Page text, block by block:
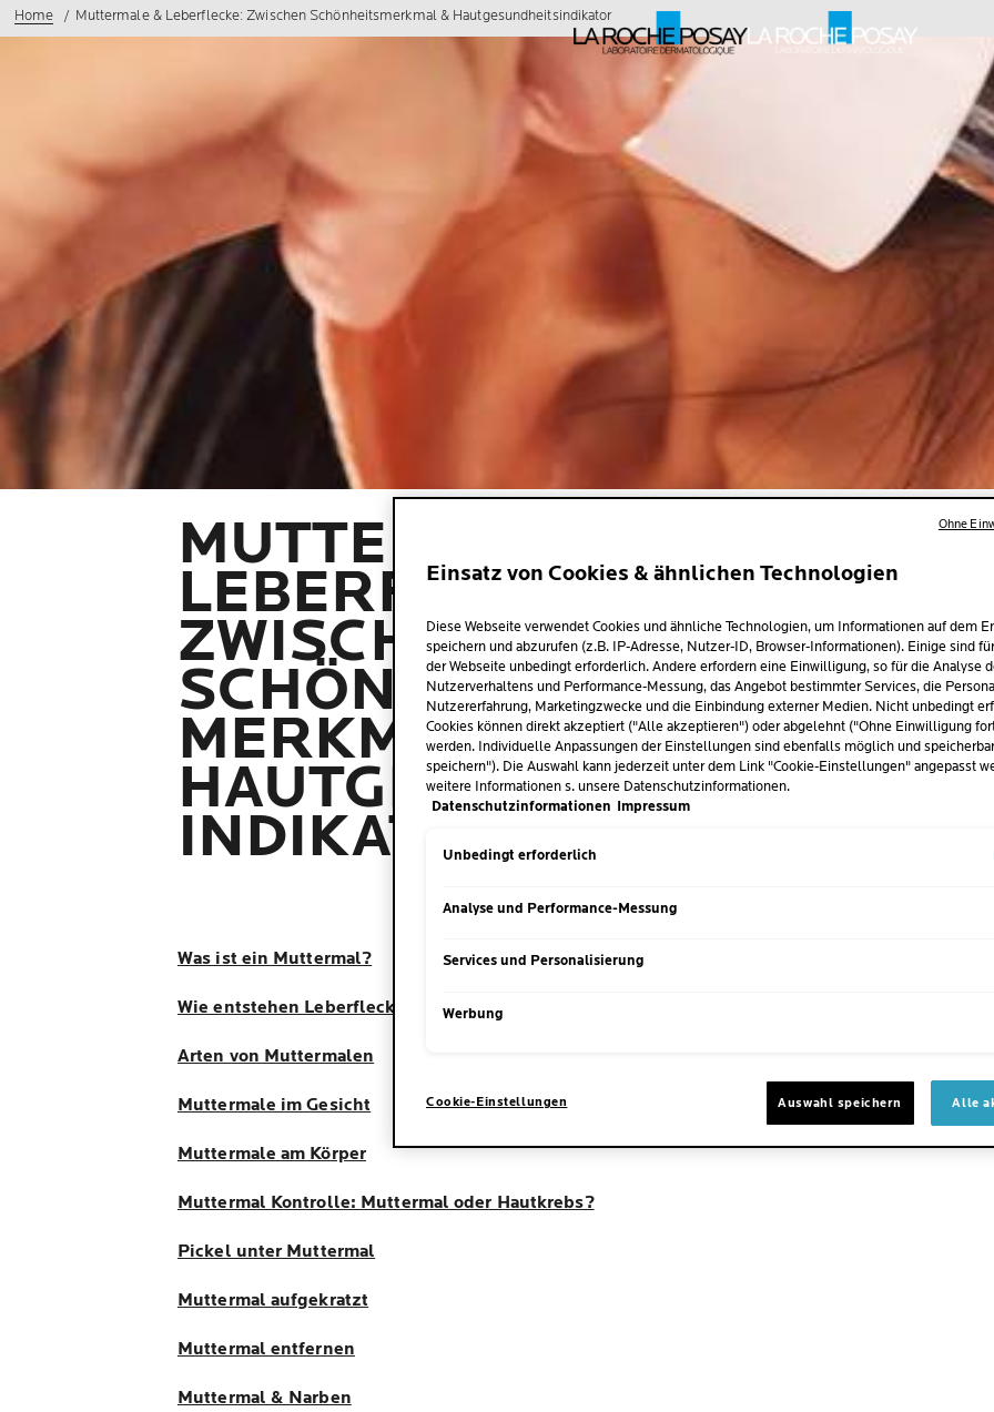
Home Muttermale & Leberflecke: Zwischen Schönheitsmerkmal & Hautgesundheitsindikator
MUTTERMALE &
LEBERFLECKE:
ZWISCHEN
SCHÖNHEITS-
MERKMAL &
HAUTGESUNDHEITS-
INDIKATOR
Von hellen Nuancen bis zu
flachen Markierungen bis
zählen zu den häufigsten
Menschen rund um den
diese pigmentierten
Leberflecken zu beachten
Was ist ein Muttermal?
Wie entstehen Leberflecke?
Arten von Muttermalen
Muttermale im Gesicht
Muttermale am Körper
Muttermal Kontrolle: Muttermal oder Hautkrebs?
Pickel unter Muttermal
Muttermal aufgekratzt
Muttermal entfernen
Muttermal & Narben
Einsatz von Cookies & ähnlichen Technologien
Diese Webseite verwendet Cookies und ähnliche Technologien, um Informationen auf dem
speichern und abzurufen (z.B. IP-Adresse, Nutzer-ID, Browser-Informationen). Einige sind
der Webseite unbedingt erforderlich. Andere erfordern eine Einwilligung, so für die Analyse
Nutzerverhaltens und Performance-Messung, das Angebot bestimmter Services, die
Nutzererfahrung, Marketingzwecke und die Einbindung externer Medien. Nicht unbedingt
Cookies können direkt akzeptiert ("Alle akzeptieren") oder abgelehnt ("Ohne Einwilligung
werden. Individuelle Anpassungen der Einstellungen sind ebenfalls möglich und
speichern"). Die Auswahl kann jederzeit unter dem Link "Cookie-Einstellungen" angepasst
weitere Informationen s. unsere Datenschutzinformationen.
Datenschutzinformationen Impressum
Unbedingt erforderlich
Analyse und Performance-Messung
Services und Personalisierung
Werbung
Cookie-Einstellungen Auswahl speichern Alle
Ohne